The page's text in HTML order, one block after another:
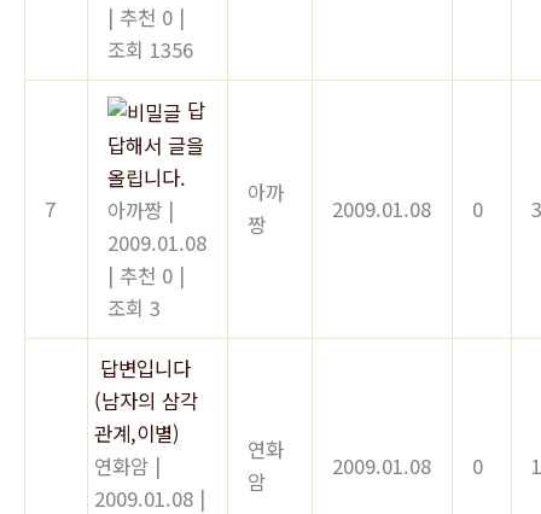
| 추천 0 |
조회 1356
7
답
답해서 글을
올립니다.
아까짱 |
2009.01.08
| 추천 0 |
조회 3
아까
짱
2009.01.08 0
답변입니다
(남자의 삼각
관계,이별)
연화암 |
2009.01.08 |
연화
암
2009.01.08 0